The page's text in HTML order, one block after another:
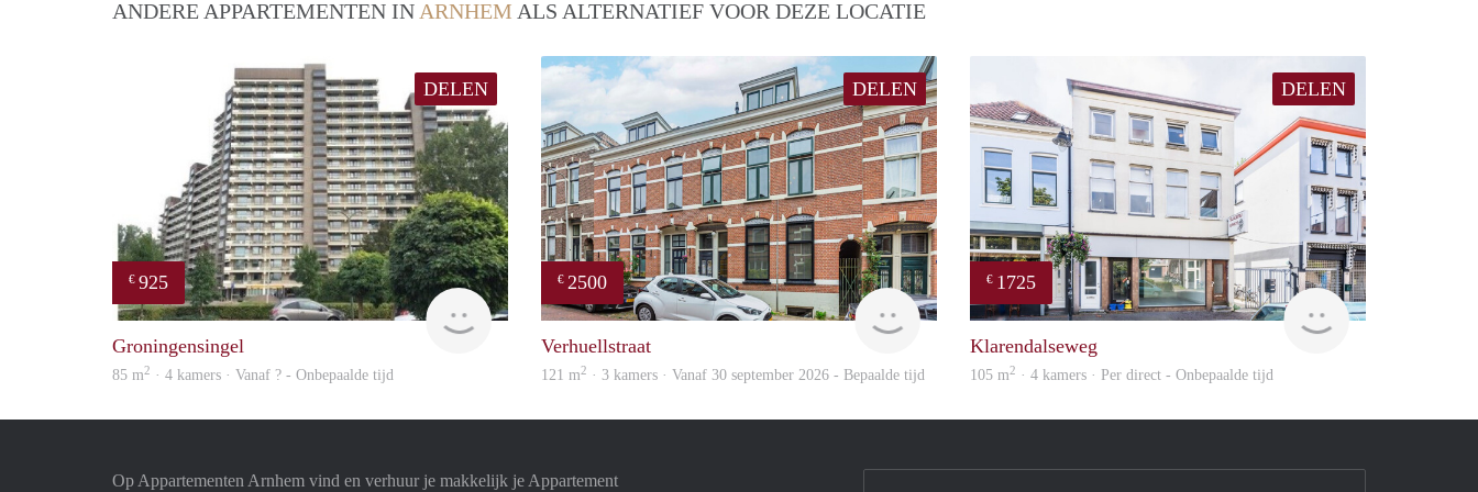
ANDERE APPARTEMENTEN IN ARNHEM ALS ALTERNATIEF VOOR DEZE LOCATIE
DELEN
€ 925
rent
Groningensingel
85 m2 · 4 kamers · Vanaf ? - Onbepaalde tijd
DELEN
€ 2500
Blinq
Verhuellstraat
121 m2 · 3 kamers · Vanaf 30 september 2026 - Bepaalde tijd
DELEN
€ 1725
verhuur
Klarendalseweg
105 m2 · 4 kamers · Per direct - Onbepaalde tijd
Op Appartementen Arnhem vind en verhuur je makkelijk je Appartement